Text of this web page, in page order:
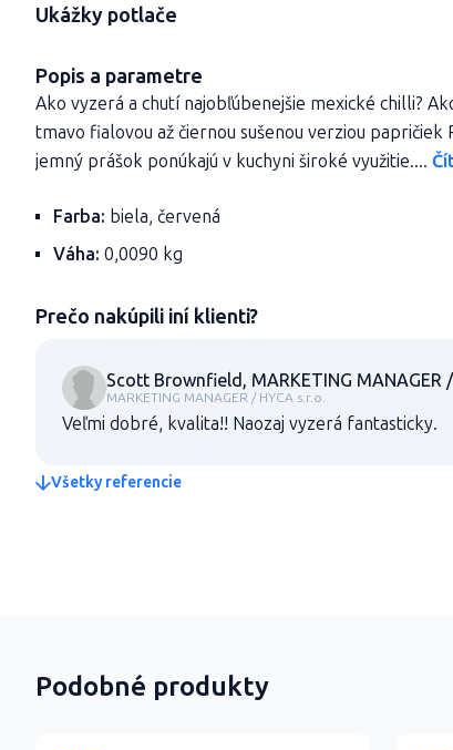
Ukážky potlače
Popis a parametre
Ako vyzerá a chutí najobľúbenejšie mexické chilli?
tmavo fialovou až čiernou sušenou verziou papričiek
jemný prášok ponúkajú v kuchyni široké využitie....
Farba: biela, červená
Váha: 0,0090 kg
Prečo nakúpili iní klienti?
Scott Brownfield, MARKETING MANAGER /
MARKETING MANAGER / HYCA s.r.o.
Veľmi dobré, kvalita!! Naozaj vyzerá fantasticky.
Všetky referencie
Podobné produkty